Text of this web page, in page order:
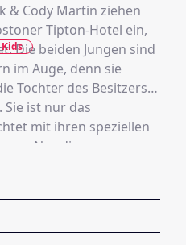
& Cody Martin ziehen
Tipton-Hotel ein,
Die beiden Jungen sind
im Auge, denn sie
ist nur das
mit ihren speziellen
an. Nur die am
Maddie Fitzpatrick,
zu verhindern, sei es bei
Kids